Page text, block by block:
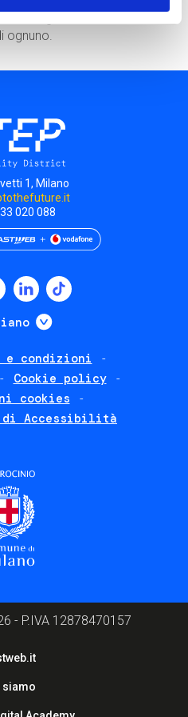
ognuno.
1, Milano
020 088
Mostra ulteriori
e condizioni
Cookie policy
cookies
di Accessibilità
- P.IVA 12878470157
siamo